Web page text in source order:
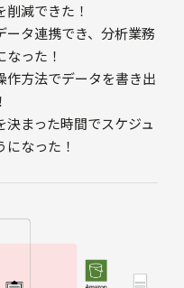
減できた！
ータ連携でき、分析業務
った！
作方法でデータを書き出
決まった時間でスケジュ
なった！